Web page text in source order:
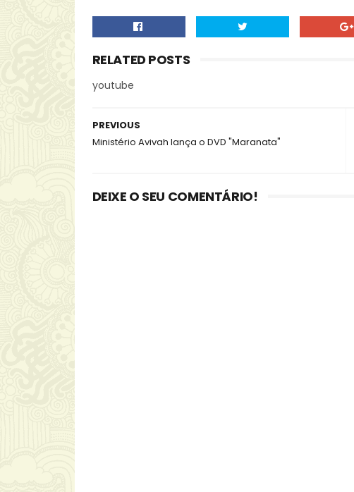
RELATED POSTS
youtube
PREVIOUS
Ministério Avivah lança o DVD "Maranata"
DEIXE O SEU COMENTÁRIO!